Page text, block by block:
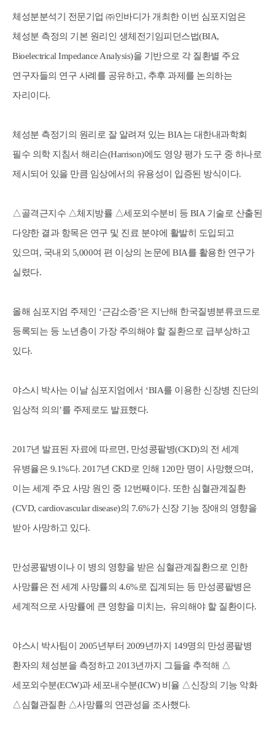
체성분분석기 전문기업 ㈜인바디가 개최한 이번 심포지엄은
체성분 측정의 기본 원리인 생체전기임피던스법(BIA,
Bioelectrical Impedance Analysis)을 기반으로 각 질환별 주요
연구자들의 연구 사례를 공유하고, 추후 과제를 논의하는
자리이다.
체성분 측정기의 원리로 잘 알려져 있는 BIA는 대한내과학회
필수 의학 지침서 해리슨(Harrison)에도 영양 평가 도구 중 하나로
제시되어 있을 만큼 임상에서의 유용성이 입증된 방식이다.
△골격근지수 △체지방률 △세포외수분비 등 BIA 기술로 산출된
다양한 결과 항목은 연구 및 진료 분야에 활발히 도입되고
있으며, 국내외 5,000여 편 이상의 논문에 BIA를 활용한 연구가
실렸다.
올해 심포지엄 주제인 ‘근감소증’은 지난해 한국질병분류코드로
등록되는 등 노년층이 가장 주의해야 할 질환으로 급부상하고
있다.
야스시 박사는 이날 심포지엄에서 ‘BIA를 이용한 신장병 진단의
임상적 의의’를 주제로도 발표했다.
2017년 발표된 자료에 따르면, 만성콩팥병(CKD)의 전 세계
유병율은 9.1%다. 2017년 CKD로 인해 120만 명이 사망했으며,
이는 세계 주요 사망 원인 중 12번째이다. 또한 심혈관계질환
(CVD, cardiovascular disease)의 7.6%가 신장 기능 장애의 영향을
받아 사망하고 있다.
만성콩팥병이나 이 병의 영향을 받은 심혈관계질환으로 인한
사망률은 전 세계 사망률의 4.6%로 집계되는 등 만성콩팥병은
세계적으로 사망률에 큰 영향을 미치는, 유의해야 할 질환이다.
야스시 박사팀이 2005년부터 2009년까지 149명의 만성콩팥병
환자의 체성분을 측정하고 2013년까지 그들을 추적해 △
세포외수분(ECW)과 세포내수분(ICW) 비율 △신장의 기능 악화
△심혈관질환 △사망률의 연관성을 조사했다.